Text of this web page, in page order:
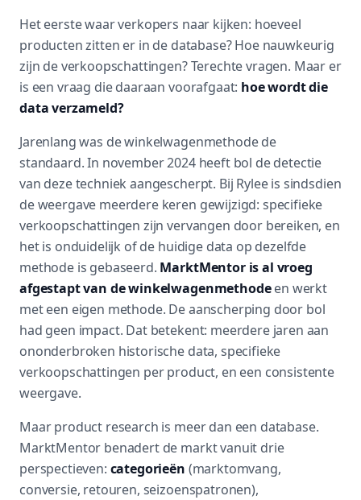
Het eerste waar verkopers naar kijken: hoeveel
producten zitten er in de database? Hoe nauwkeurig
zijn de verkoopschattingen? Terechte vragen. Maar er
is een vraag die daaraan voorafgaat: hoe wordt die
data verzameld?
Jarenlang was de winkelwagenmethode de
standaard. In november 2024 heeft bol de detectie
van deze techniek aangescherpt. Bij Rylee is sindsdien
de weergave meerdere keren gewijzigd: specifieke
verkoopschattingen zijn vervangen door bereiken, en
het is onduidelijk of de huidige data op dezelfde
methode is gebaseerd. MarktMentor is al vroeg
afgestapt van de winkelwagenmethodeen werkt
met een eigen methode. De aanscherping door bol
had geen impact. Dat betekent: meerdere jaren aan
ononderbroken historische data, specifieke
verkoopschattingen per product, en een consistente
weergave.
Maar product research is meer dan een database.
MarktMentor benadert de markt vanuit drie
perspectieven: categorieën (marktomvang,
conversie, retouren, seizoenspatronen),